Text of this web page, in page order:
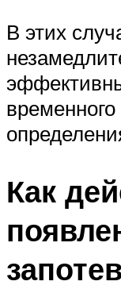
В этих
Как